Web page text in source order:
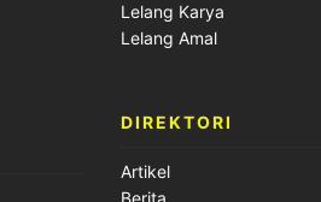
Lelang Karya
Lelang Amal
DIREKTORI
Artikel
Berita